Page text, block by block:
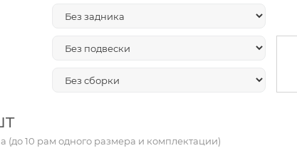
(до 10 рам одного размера и комплектации)